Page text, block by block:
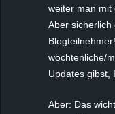
weiter man mit
Aber
wöchtenliche/
Updates gibst,
Aber: Das